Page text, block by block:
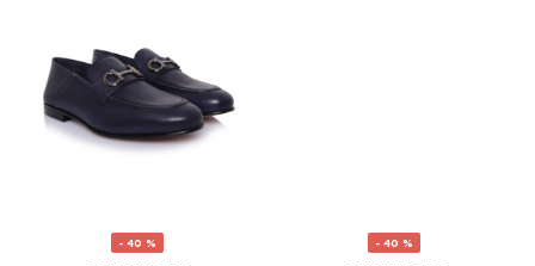
- 40 % - 40 %